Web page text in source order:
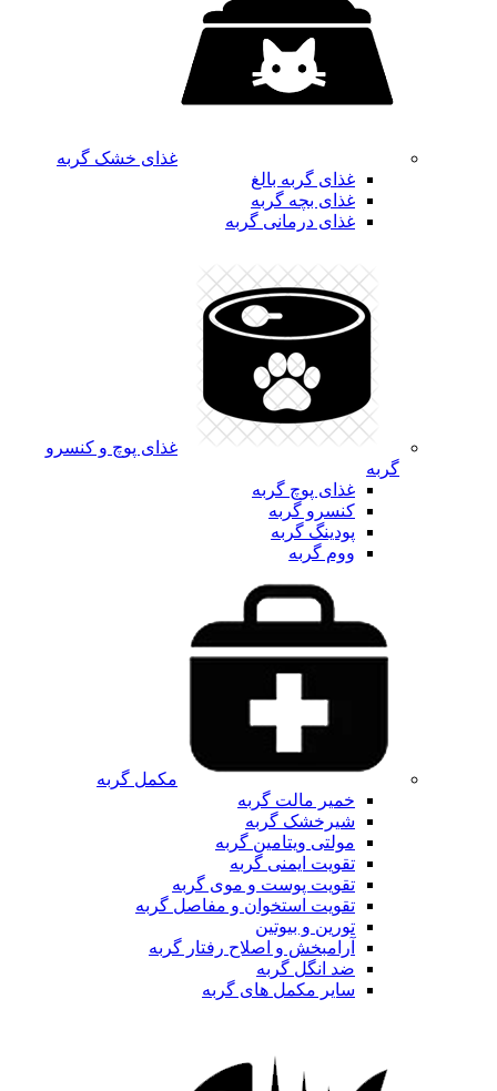
غذای خشک گربه
غذای گربه بالغ
غذای بچه گربه
غذای درمانی گربه
غذای پوچ و کنسرو
گربه
غذای پوچ گربه
کنسرو گربه
پودینگ گربه
ووم گربه
مکمل گربه
خمیر مالت گربه
شیرخشک گربه
مولتی ویتامین گربه
تقویت ایمنی گربه
تقویت پوست و موی گربه
تقویت استخوان و مفاصل گربه
تورین و بیوتین
آرامبخش و اصلاح رفتار گربه
ضد انگل گربه
سایر مکمل های گربه